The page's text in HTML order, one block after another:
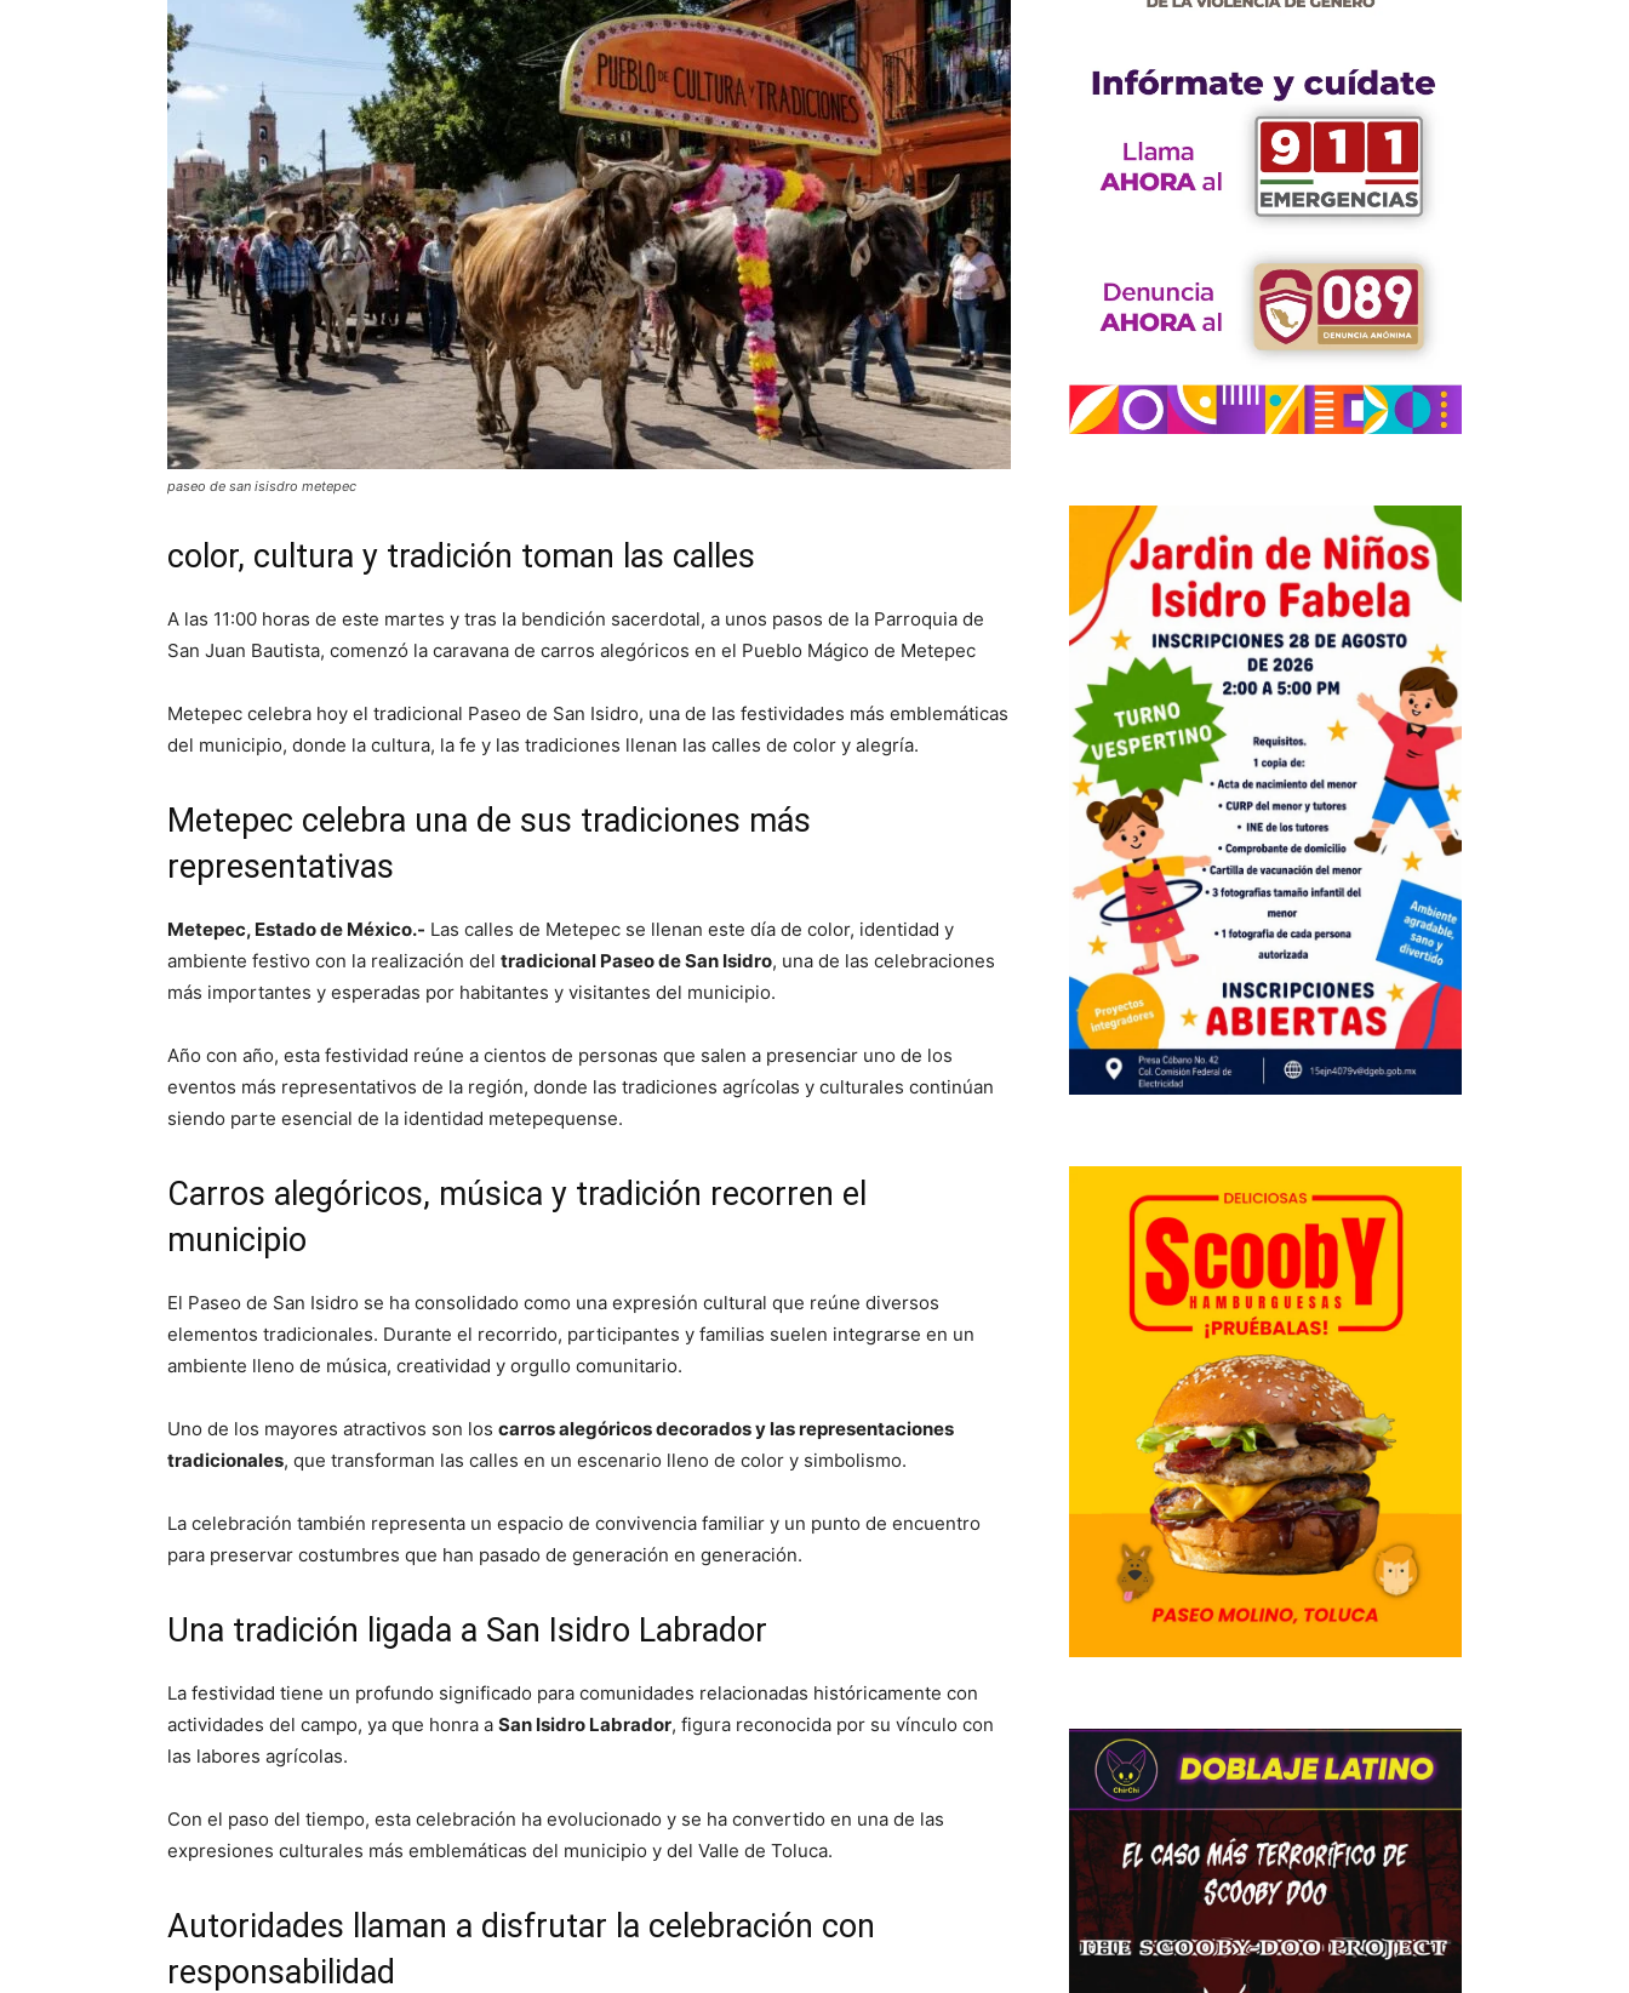
paseo de san isisdro metepec
color, cultura y tradición toman las calles
A las 11:00 horas de este martes y tras la bendición sacerdotal, a unos pasos de la Parroquia de
San Juan Bautista, comenzó la caravana de carros alegóricos en el Pueblo Mágico de Metepec
Metepec celebra hoy el tradicional Paseo de San Isidro, una de las festividades más emblemáticas
del municipio, donde la cultura, la fe y las tradiciones llenan las calles de color y alegría.
Metepec celebra una de sus tradiciones más
representativas
Metepec, Estado de México.- Las calles de Metepec se llenan este día de color, identidad y
ambiente festivo con la realización del tradicional Paseo de San Isidro, una de las celebraciones
más importantes y esperadas por habitantes y visitantes del municipio.
Año con año, esta festividad reúne a cientos de personas que salen a presenciar uno de los
eventos más representativos de la región, donde las tradiciones agrícolas y culturales continúan
siendo parte esencial de la identidad metepequense.
Carros alegóricos, música y tradición recorren el
municipio
El Paseo de San Isidro se ha consolidado como una expresión cultural que reúne diversos
elementos tradicionales. Durante el recorrido, participantes y familias suelen integrarse en un
ambiente lleno de música, creatividad y orgullo comunitario.
Uno de los mayores atractivos son los carros alegóricos decorados y las representaciones
tradicionales, que transforman las calles en un escenario lleno de color y simbolismo.
La celebración también representa un espacio de convivencia familiar y un punto de encuentro
para preservar costumbres que han pasado de generación en generación.
Una tradición ligada a San Isidro Labrador
La festividad tiene un profundo significado para comunidades relacionadas históricamente con
actividades del campo, ya que honra a San Isidro Labrador, figura reconocida por su vínculo con
las labores agrícolas.
Con el paso del tiempo, esta celebración ha evolucionado y se ha convertido en una de las
expresiones culturales más emblemáticas del municipio y del Valle de Toluca.
Autoridades llaman a disfrutar la celebración con
responsabilidad